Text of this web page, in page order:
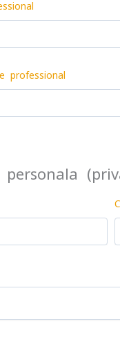
professional
personala